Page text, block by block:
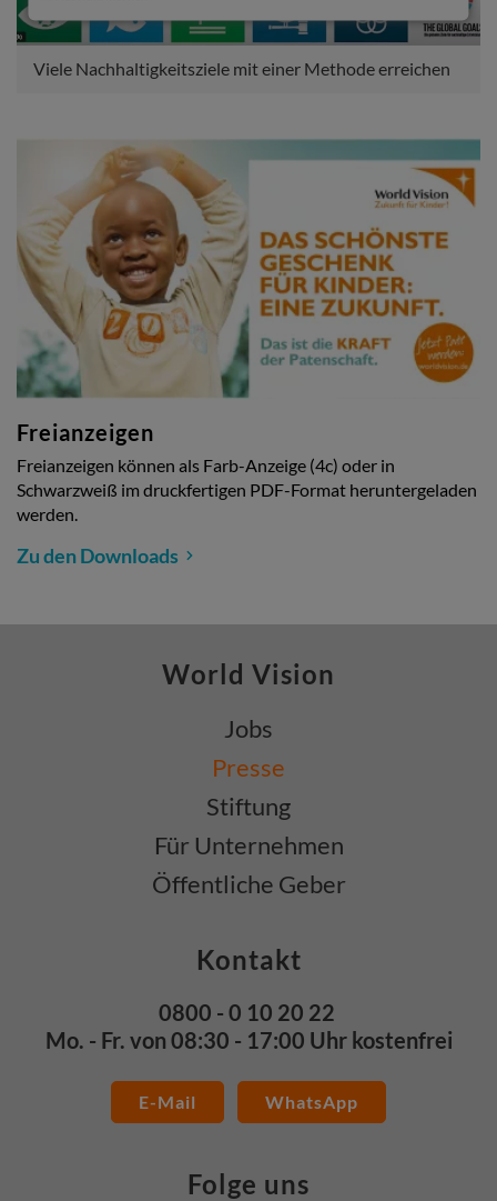
Viele Nachhaltigkeitsziele mit einer Methode erreichen
Freianzeigen
Freianzeigen können als Farb-Anzeige (4c) oder in
Schwarzweiß im druckfertigen PDF-Format heruntergeladen
werden.
Zu den Downloads
World Vision
Jobs
Presse
Stiftung
Für Unternehmen
Öffentliche Geber
Kontakt
0800 - 0 10 20 22
Mo. - Fr. von 08:30 - 17:00 Uhr kostenfrei
E-Mail WhatsApp
Folge uns